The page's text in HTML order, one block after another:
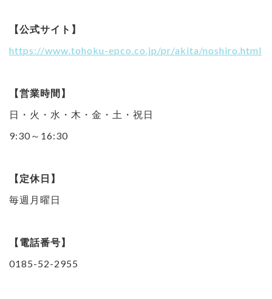
【公式サイト】
https://www.tohoku-epco.co.jp/pr/akita/noshiro.html
【営業時間】
日・火・水・木・金・土・祝日
9:30～16:30
【定休日】
毎週月曜日
【電話番号】
0185-52-2955